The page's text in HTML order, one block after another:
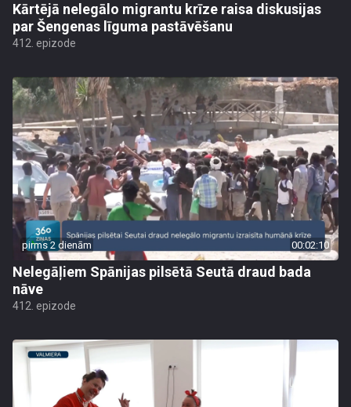
Kārtējā nelegālo migrantu krīze raisa diskusijas
par Šengenas līguma pastāvēšanu
412. epizode
pirms 2 dienām 00:02:10
Nelegāļiem Spānijas pilsētā Seutā draud bada
nāve
412. epizode